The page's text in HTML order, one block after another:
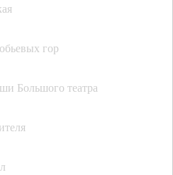
гор
Большого театра